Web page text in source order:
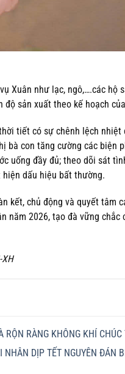
Xuân như lạc, ngô,….các hộ
độ sản xuất theo kế hoạch
tiết có sự chênh lệch
bà con tăng cường các biện
uống đầy đủ; theo dõi sát
hiện dấu hiệu bất thường.
kết, chủ động và quyết tâm
năm 2026, tạo đà vững
RỘN RÀNG KHÔNG KHÍ
NHÂN DỊP TẾT NGUYÊN ĐÁN